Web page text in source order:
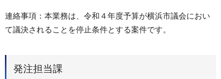
連絡事項：本業務は、令和４年度予算が横浜市議会におい
て議決されることを停止条件とする案件です。
発注担当課